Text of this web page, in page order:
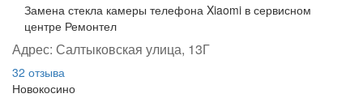
Замена стекла камеры телефона Xiaomi в сервисном
центре Ремонтел
Адрес: Салтыковская улица, 13Г
32 отзыва
Новокосино